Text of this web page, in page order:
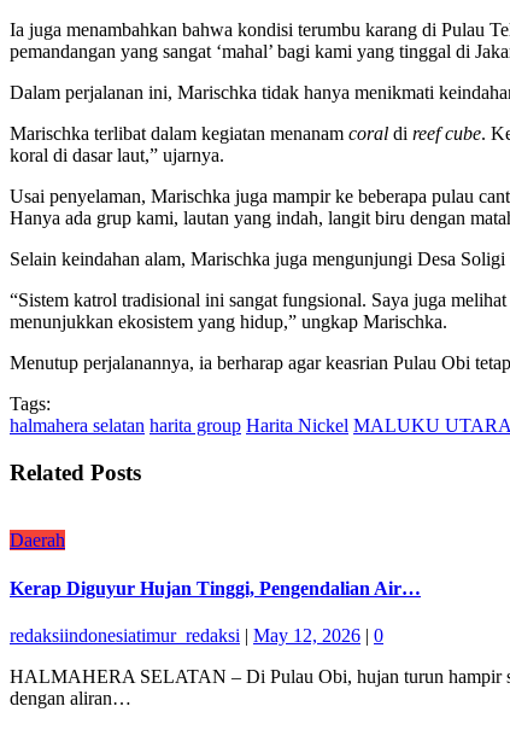
Ia juga menambahkan bahwa kondisi terumbu karang di Pulau
pemandangan yang sangat ‘mahal’ bagi kami yang tinggal di
Dalam perjalanan ini, Marischka tidak hanya menikmati
Marischka terlibat dalam kegiatan menanam coral di reef cube.
koral di dasar laut,” ujarnya.
Usai penyelaman, Marischka juga mampir ke beberapa pulau
Hanya ada grup kami, lautan yang indah, langit biru dengan
Selain keindahan alam, Marischka juga mengunjungi Desa
“Sistem katrol tradisional ini sangat fungsional. Saya juga
menunjukkan ekosistem yang hidup,” ungkap Marischka.
Menutup perjalanannya, ia berharap agar keasrian Pulau Obi
Tags:
halmahera selatan harita group Harita Nickel MALUKU UTARA
Related Posts
Daerah
Kerap Diguyur Hujan Tinggi, Pengendalian Air…
redaksiindonesiatimur_redaksi | May 12, 2026 | 0
HALMAHERA SELATAN – Di Pulau Obi, hujan turun hampir
dengan aliran…